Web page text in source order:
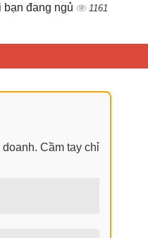
bạn đang ngủ 1161
Cầm tay chỉ